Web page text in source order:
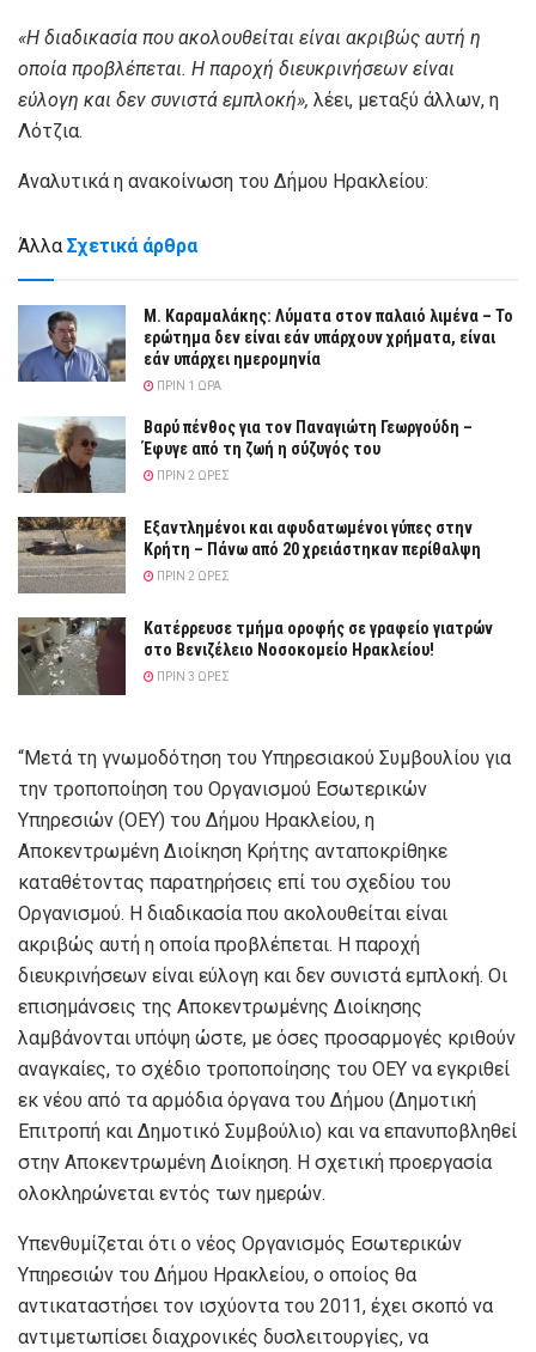
«Η διαδικασία που ακολουθείται είναι ακριβώς αυτή η
οποία προβλέπεται. Η παροχή διευκρινήσεων είναι
εύλογη και δεν συνιστά εμπλοκή», λέει, μεταξύ άλλων, η
Λότζια.
Αναλυτικά η ανακοίνωση του Δήμου Ηρακλείου:
Άλλα Σχετικά άρθρα
Μ. Καραμαλάκης: Λύματα στον παλαιό λιμένα – Το
ερώτημα δεν είναι εάν υπάρχουν χρήματα, είναι
εάν υπάρχει ημερομηνία
ΠΡΙΝ 1 ΏΡΑ
Βαρύ πένθος για τον Παναγιώτη Γεωργούδη –
Έφυγε από τη ζωή η σύζυγός του
ΠΡΙΝ 2 ΏΡΕΣ
Εξαντλημένοι και αφυδατωμένοι γύπες στην
Κρήτη – Πάνω από 20 χρειάστηκαν περίθαλψη
ΠΡΙΝ 2 ΏΡΕΣ
Κατέρρευσε τμήμα οροφής σε γραφείο γιατρών
στο Βενιζέλειο Νοσοκομείο Ηρακλείου!
ΠΡΙΝ 3 ΏΡΕΣ
“Μετά τη γνωμοδότηση του Υπηρεσιακού Συμβουλίου για
την τροποποίηση του Οργανισμού Εσωτερικών
Υπηρεσιών (ΟΕΥ) του Δήμου Ηρακλείου, η
Αποκεντρωμένη Διοίκηση Κρήτης ανταποκρίθηκε
καταθέτοντας παρατηρήσεις επί του σχεδίου του
Οργανισμού. Η διαδικασία που ακολουθείται είναι
ακριβώς αυτή η οποία προβλέπεται. Η παροχή
διευκρινήσεων είναι εύλογη και δεν συνιστά εμπλοκή. Οι
επισημάνσεις της Αποκεντρωμένης Διοίκησης
λαμβάνονται υπόψη ώστε, με όσες προσαρμογές κριθούν
αναγκαίες, το σχέδιο τροποποίησης του ΟΕΥ να εγκριθεί
εκ νέου από τα αρμόδια όργανα του Δήμου (Δημοτική
Επιτροπή και Δημοτικό Συμβούλιο) και να επανυποβληθεί
στην Αποκεντρωμένη Διοίκηση. Η σχετική προεργασία
ολοκληρώνεται εντός των ημερών.
Υπενθυμίζεται ότι ο νέος Οργανισμός Εσωτερικών
Υπηρεσιών του Δήμου Ηρακλείου, ο οποίος θα
αντικαταστήσει τον ισχύοντα του 2011, έχει σκοπό να
αντιμετωπίσει διαχρονικές δυσλειτουργίες, να